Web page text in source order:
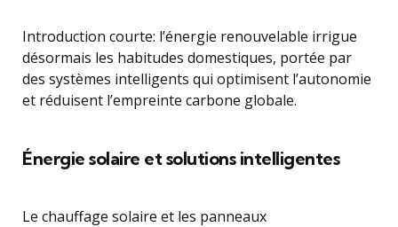
Introduction courte: l’énergie renouvelable irrigue
désormais les habitudes domestiques, portée par
des systèmes intelligents qui optimisent l’autonomie
et réduisent l’empreinte carbone globale.
Énergie solaire et solutions intelligentes
Le chauffage solaire et les panneaux